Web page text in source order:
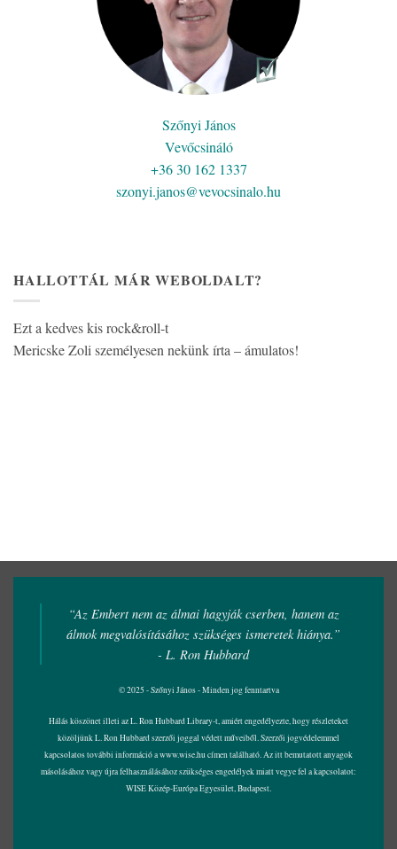
Szőnyi János
Vevőcsináló
+36 30 162 1337
szonyi.janos@vevocsinalo.hu
HALLOTTÁL MÁR WEBOLDALT?
Ezt a kedves kis rock&roll-t
Mericske Zoli személyesen nekünk írta – ámulatos!
“Az Embert nem az álmai hagyják cserben, hanem az
álmok megvalósításához szükséges ismeretek hiánya.”
- L. Ron Hubbard
© 2025 - Szőnyi János - Minden jog fenntartva
Hálás köszönet illeti az L. Ron Hubbard Library-t, amiért engedélyezte, hogy részleteket
közöljünk L. Ron Hubbard szerzői joggal védett műveiből. Szerzői jogvédelemmel
kapcsolatos további információ awww.wise.hucímen található. Az itt bemutatott anyagok
másolásához vagy újra felhasználásához szükséges engedélyek miatt vegye fel a kapcsolatot:
WISE Közép-Európa Egyesület, Budapest.